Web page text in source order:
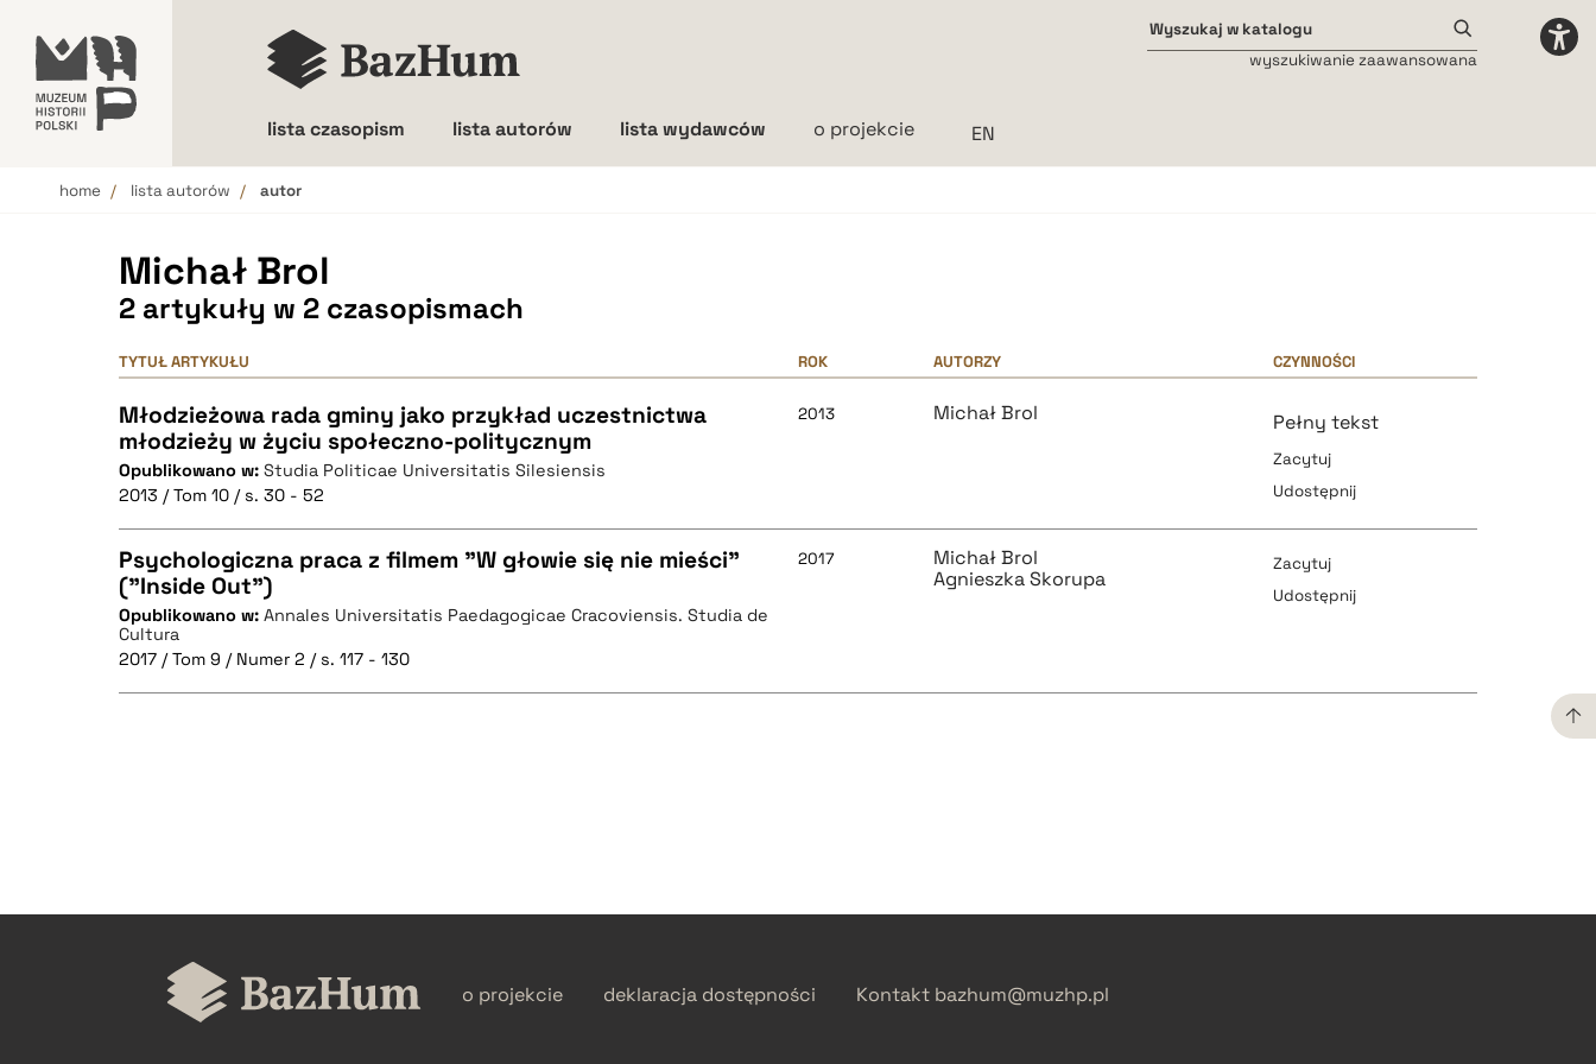
lista czasopism lista autorów lista wydawców o projekcie
wyszukiwanie zaawansowana
home lista autorów autor
Michał Brol
2 artykuły w 2 czasopismach
TYTUŁ ARTYKUŁU ROK AUTORZY CZYNNOŚCI
Młodzieżowa rada gminy jako przykład uczestnictwa
młodzieży w życiu społeczno-politycznym
Opublikowano w: Studia Politicae Universitatis Silesiensis
2013 / Tom 10 / s. 30 - 52
2013 Michał Brol Pełny tekst
Zacytuj
Udostępnij
CZYSTY TEKST
Psychologiczna praca z filmem "W głowie się nie mieści"
("Inside Out")
Opublikowano w: Annales Universitatis Paedagogicae Cracoviensis. Studia de
Cultura
2017 / Tom 9 / Numer 2 / s. 117 - 130
2017
Michał Brol
Agnieszka Skorupa
Zacytuj
Udostępnij
BIBTEX
o projekcie deklaracja dostępności Kontakt bazhum@muzhp.pl